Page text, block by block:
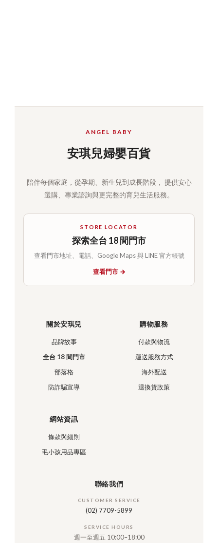
ANGEL BABY
安琪兒婦嬰百貨
陪伴每個家庭，從孕期、新生兒到成長階段， 提供安心
選購、專業諮詢與更完整的育兒生活服務。
STORE LOCATOR
探索全台 18 間門市
查看門市地址、電話、Google Maps 與 LINE 官方帳號
查看門市 →
關於安琪兒
品牌故事
全台 18 間門市
部落格
防詐騙宣導
購物服務
付款與物流
運送服務方式
海外配送
退換貨政策
網站資訊
條款與細則
毛小孩用品專區
聯絡我們
CUSTOMER SERVICE
(02) 7709-5899
SERVICE HOURS
週一至週五 10:00–18:00